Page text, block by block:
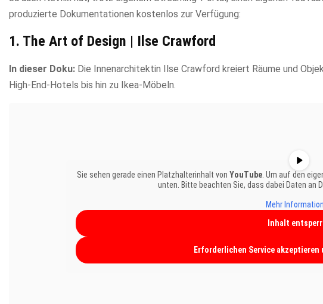
produzierte Dokumentationen kostenlos zur Verfügung:
1. The Art of Design | Ilse Crawford
In dieser Doku: Die Innenarchitektin Ilse Crawford kreiert Räume und
High-End-Hotels bis hin zu Ikea-Möbeln.
Sie sehen gerade einen Platzhalterinhalt von YouTube. Um auf den
unten. Bitte beachten Sie, dass dabei Daten an
Mehr
Inhalt
Erforderlichen Service